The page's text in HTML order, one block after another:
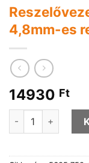
4,8mm-es
14930 Ft
Reszelővezető